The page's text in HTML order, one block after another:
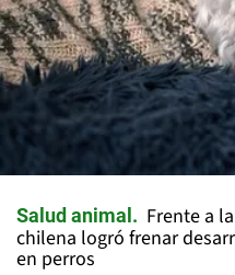
Salud animal
Frente a
chilena logró frenar
en perros